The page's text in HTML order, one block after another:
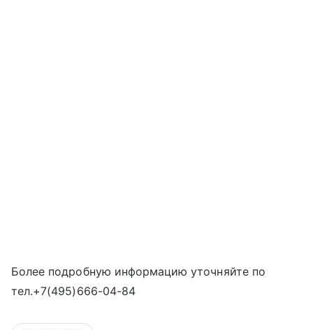
Более подробную информацию уточняйте по
тел.+7(495)666-04-84